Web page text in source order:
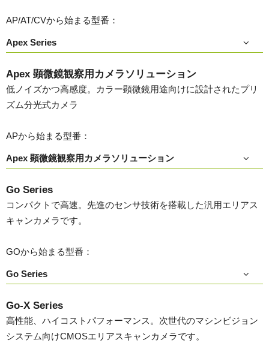
AP/AT/CVから始まる型番：
Apex Series
Apex 顕微鏡観察用カメラソリューション
低ノイズかつ高感度。カラー顕微鏡用途向けに設計されたプリ
ズム分光式カメラ
APから始まる型番：
Apex 顕微鏡観察用カメラソリューション
Go Series
コンパクトで高速。先進のセンサ技術を搭載した汎用エリアス
キャンカメラです。
GOから始まる型番：
Go Series
Go-X Series
高性能、ハイコストパフォーマンス。次世代のマシンビジョン
システム向けCMOSエリアスキャンカメラです。